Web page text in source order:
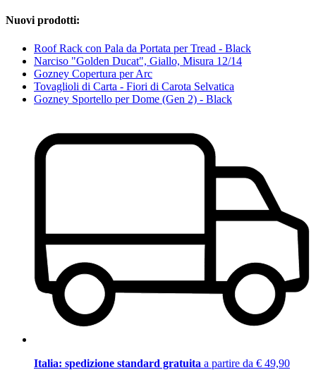
Nuovi prodotti:
Roof Rack con Pala da Portata per Tread - Black
Narciso "Golden Ducat", Giallo, Misura 12/14
Gozney Copertura per Arc
Tovaglioli di Carta - Fiori di Carota Selvatica
Gozney Sportello per Dome (Gen 2) - Black
Italia: spedizione standard gratuita a partire da € 49,90